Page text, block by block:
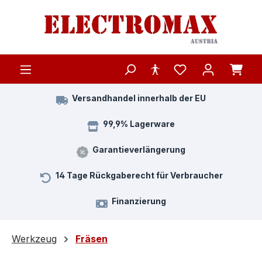
Zum Hauptinhalt springen
Versandhandel innerhalb der EU
99,9% Lagerware
Garantieverlängerung
14 Tage Rückgaberecht für Verbraucher
Finanzierung
Werkzeug Fräsen